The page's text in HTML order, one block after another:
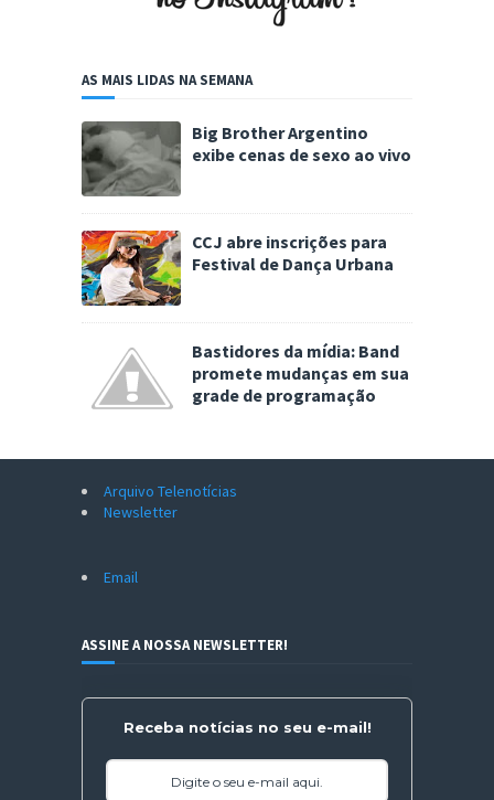
AS MAIS LIDAS NA SEMANA
Big Brother Argentino
exibe cenas de sexo ao vivo
CCJ abre inscrições para
Festival de Dança Urbana
Bastidores da mídia: Band
promete mudanças em sua
grade de programação
Arquivo Telenotícias
Newsletter
Email
ASSINE A NOSSA NEWSLETTER!
Receba notícias no seu e-mail!